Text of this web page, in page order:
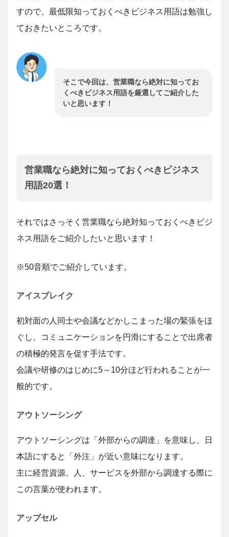
すので、最低限知っておくべきビジネス用語は勉強し
ておきたいところです。
そこで今回は、営業職なら絶対に知ってお
くべきビジネス用語を厳選してご紹介した
いと思います！
営業職なら絶対に知っておくべきビジネス
用語20選！
それではさっそく営業職なら絶対知っておくべきビジ
ネス用語をご紹介したいと思います！
※50音順でご紹介しています。
アイスブレイク
初対面の人同士や会議などかしこまった場の緊張をほ
ぐし、コミュニケーションを円滑にすることで出席者
の積極的発言を促す手法です。
会議や研修のはじめに5～10分ほど行われることが一
般的です。
アウトソーシング
アウトソーシングは「外部からの調達」を意味し、日
本語にすると「外注」が近い意味になります。
主に経営資源、人、サービスを外部から調達する際に
この言葉が使われます。
アップセル